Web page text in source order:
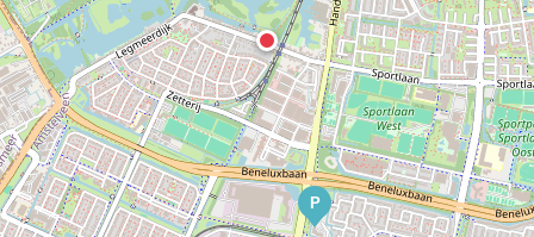
P